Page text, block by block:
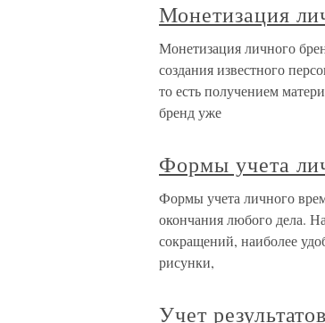
Монетизация
Монетизация личного
создания известного
то есть получением
бренд уже
Формы учета
Формы учета личного
окончания любого дела.
сокращений, наиболее
рисунки,
Учет